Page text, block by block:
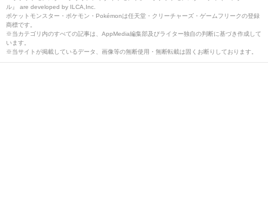
ル』 are developed by ILCA,Inc.
ポケットモンスター・ポケモン・Pokémonは任天堂・クリーチャーズ・ゲームフリークの登録
商標です。
※当カテゴリ内のすべての記事は、AppMedia編集部及びライター独自の判断に基づき作成して
います。
※当サイトが掲載しているデータ、画像等の無断使用・無断転載は固くお断りしております。